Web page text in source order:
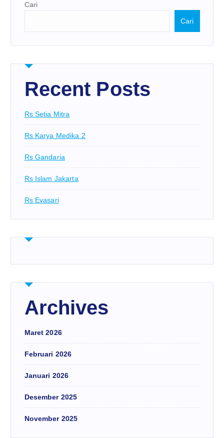
Cari
Cari
Recent Posts
Rs Setia Mitra
Rs Karya Medika 2
Rs Gandaria
Rs Islam Jakarta
Rs Evasari
Archives
Maret 2026
Februari 2026
Januari 2026
Desember 2025
November 2025